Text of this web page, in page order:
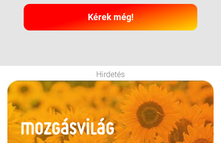
Kérek még!
Hirdetés